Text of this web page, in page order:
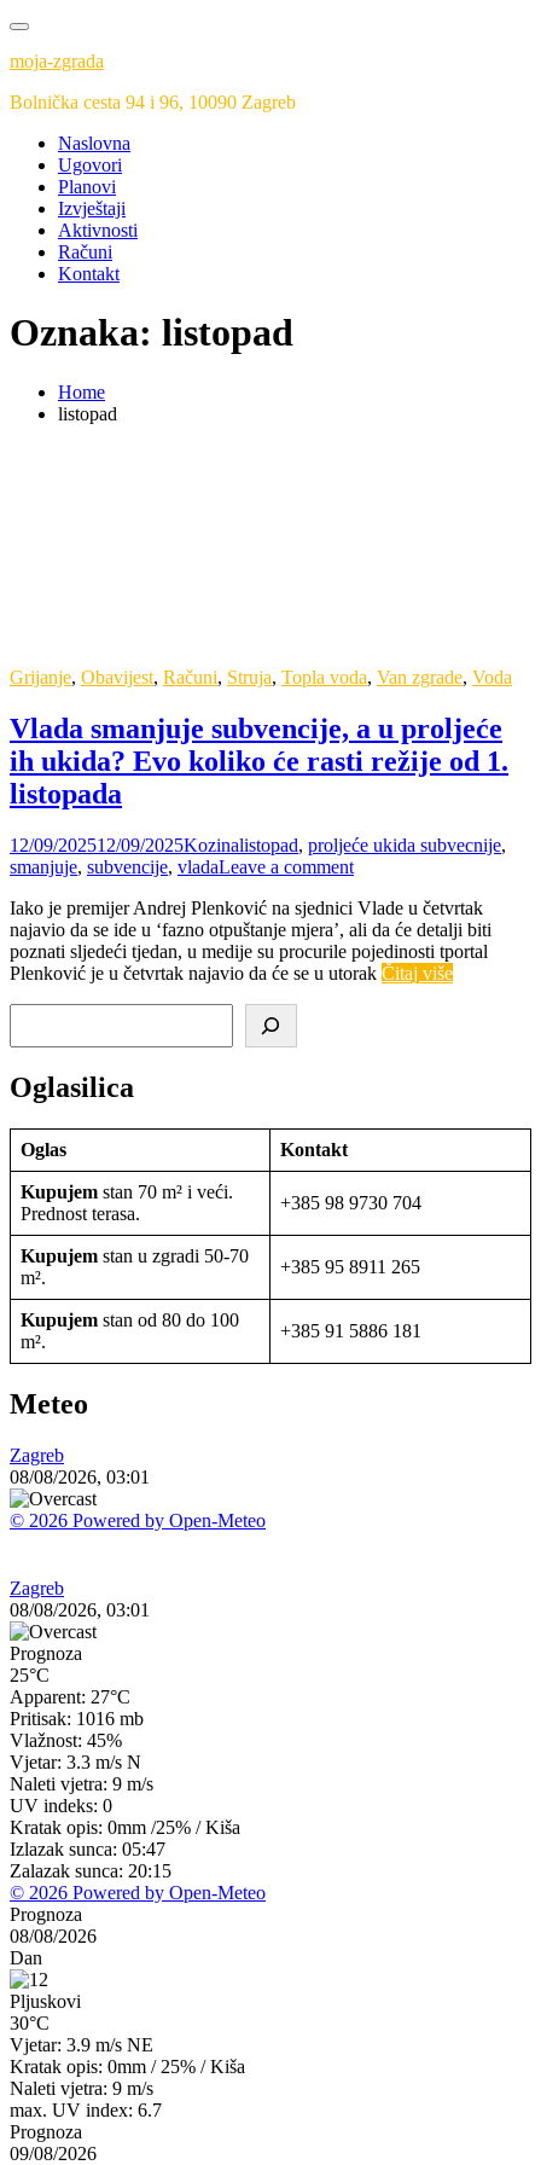
Skip
content
moja-zgrada
Bolnička cesta 94 i 96, 10090 Zagreb
Naslovna
Ugovori
Planovi
Izvještaji
Aktivnosti
Računi
Kontakt
Oznaka: listopad
Home
listopad
Grijanje, Obavijest, Računi, Struja, Topla voda, Van zgrade, Voda
Vlada smanjuje subvencije, a u proljeće
ih ukida? Evo koliko će rasti režije od 1.
listopada
12/09/202512/09/2025Kozinalistopad, proljeće ukida subvecnije,
smanjuje, subvencije, vladaLeave a comment
Iako je premijer Andrej Plenković na sjednici Vlade u četvrtak
najavio da se ide u ‘fazno otpuštanje mjera’, ali da će detalji biti
poznati sljedeći tjedan, u medije su procurile pojedinosti tportal
Plenković je u četvrtak najavio da će se u utorak Čitaj više
Oglasilica
Oglas Kontakt
Kupujem stan 70 m² i veći.
Prednost terasa.
+385 98 9730 704
Kupujem stan u zgradi 50-70
m².
+385 95 8911 265
Kupujem stan od 80 do 100
m².
+385 91 5886 181
Meteo
Zagreb
08/08/2026, 03:01
© 2026 Powered by Open-Meteo
Zagreb
08/08/2026, 03:01
Prognoza
25°C
Apparent: 27°C
Pritisak: 1016 mb
Vlažnost: 45%
Vjetar: 3.3 m/s N
Naleti vjetra: 9 m/s
UV indeks: 0
Kratak opis: 0mm /25% /Kiša
Izlazak sunca: 05:47
Zalazak sunca: 20:15
© 2026 Powered by Open-Meteo
Prognoza
08/08/2026
Dan
Pljuskovi
30°C
Vjetar: 3.9 m/s NE
Kratak opis: 0mm / 25% /Kiša
Naleti vjetra: 9 m/s
max. UV index: 6.7
Prognoza
09/08/2026